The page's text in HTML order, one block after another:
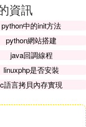
資訊
python中的init方法
python網站搭建
java回調線程
linuxphp是否安裝
c語言拷貝內存實現